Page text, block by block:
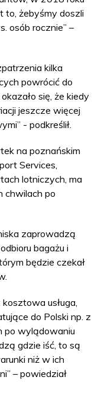
to, żebyśmy doszli
osób rocznie” –
kilka
powrócić do
się, że kiedy
jeszcze więcej
- podkreślił.
na poznańskim
Services,
lotniczych, ma
chwilach po
zaprowadzą
bagażu i
będzie czekał
usługa,
do Polski np. z
po wylądowaniu
gdzie iść, to są
niż w ich
– powiedział